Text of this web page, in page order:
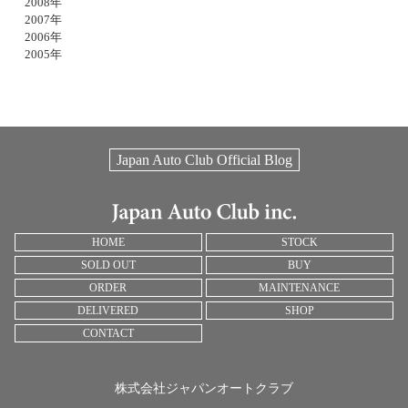
2007年
2006年
2005年
Japan Auto Club Official Blog
HOME
STOCK
SOLD OUT
BUY
ORDER
MAINTENANCE
DELIVERED
SHOP
CONTACT
株式会社ジャパンオートクラブ